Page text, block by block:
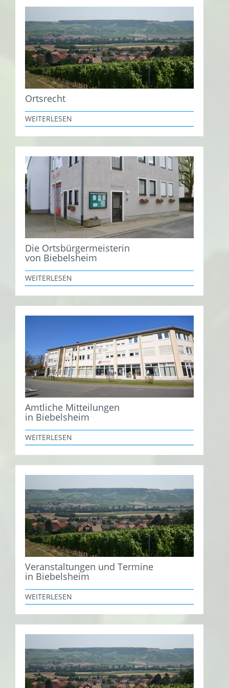
Ortsrecht
WEITERLESEN
Die Ortsbürgermeisterin
von Biebelsheim
WEITERLESEN
Amtliche Mitteilungen
in Biebelsheim
WEITERLESEN
Veranstaltungen und Termine
in Biebelsheim
WEITERLESEN